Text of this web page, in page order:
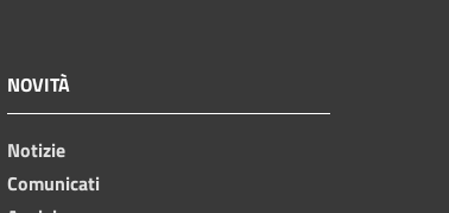
NOVITÀ
Notizie
Comunicati